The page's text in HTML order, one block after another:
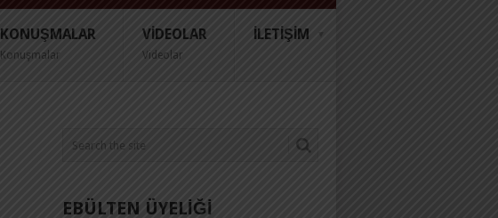
KONUŞMALAR
Konuşmalar
VIDEOLAR
Videolar
İLETIŞIM
EBÜLTEN ÜYELİĞİ